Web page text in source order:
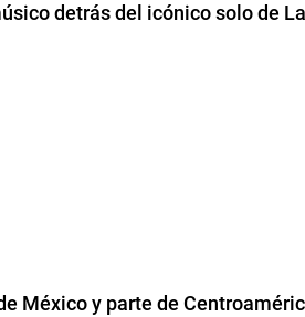
detrás del icónico solo de
México y parte de